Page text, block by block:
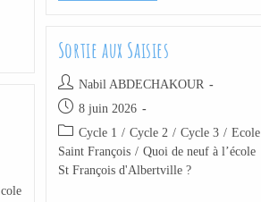
Sortie aux Saisies
Nabil ABDECHAKOUR
8 juin 2026
Cycle 1 / Cycle 2 / Cycle 3 / Ecole
Saint François / Quoi de neuf à l’école
St François d'Albertville ?